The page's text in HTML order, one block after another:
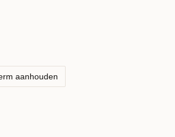
aanhouden